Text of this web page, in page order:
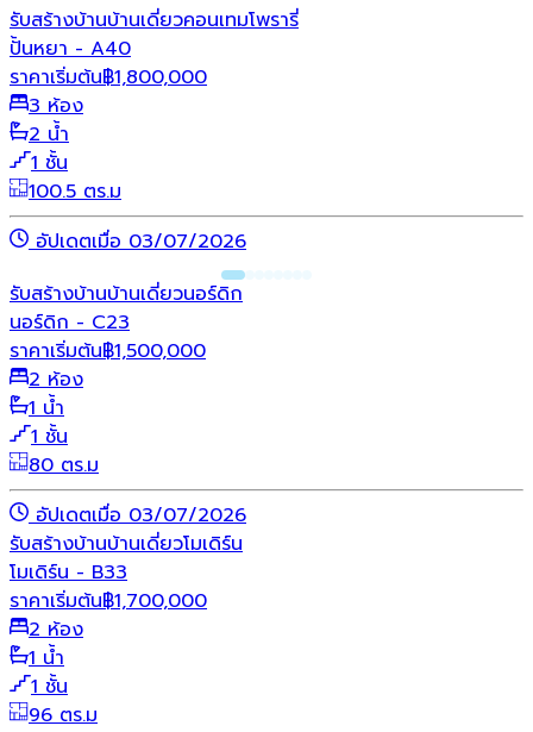
รับสร้างบ้านบ้านเดี่ยวคอนเทมโพรารี่
ปั้นหยา - A40
ราคาเริ่มต้น฿1,800,000
3 ห้อง
2 น้ำ
1 ชั้น
100.5 ตร.ม
อัปเดตเมื่อ 03/07/2026
รับสร้างบ้านบ้านเดี่ยวนอร์ดิก
นอร์ดิก - C23
ราคาเริ่มต้น฿1,500,000
2 ห้อง
1 น้ำ
1 ชั้น
80 ตร.ม
อัปเดตเมื่อ 03/07/2026
รับสร้างบ้านบ้านเดี่ยวโมเดิร์น
โมเดิร์น - B33
ราคาเริ่มต้น฿1,700,000
2 ห้อง
1 น้ำ
1 ชั้น
96 ตร.ม